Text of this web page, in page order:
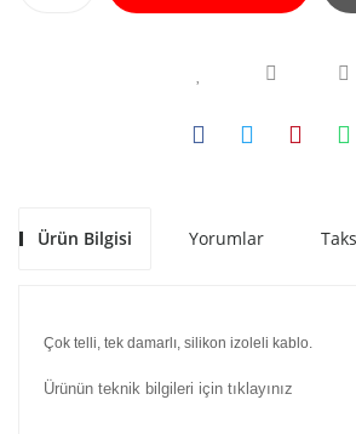
Ürün Bilgisi Yorumlar
Çok telli, tek damarlı, silikon izoleli kablo.
Ürünün teknik bilgileri için tıklayınız